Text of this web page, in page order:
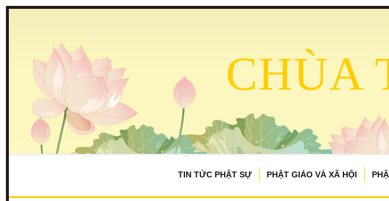
CHÙA
TIN TỨC PHẬT SỰ PHẬT GIÁO VÀ XÃ HỘI